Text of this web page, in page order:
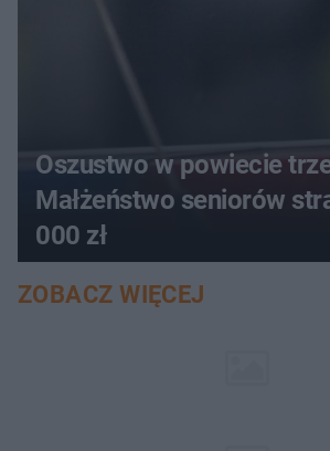
Oszustwo w powiecie
Małżeństwo seniorów
000 zł
ZOBACZ WIĘCEJ